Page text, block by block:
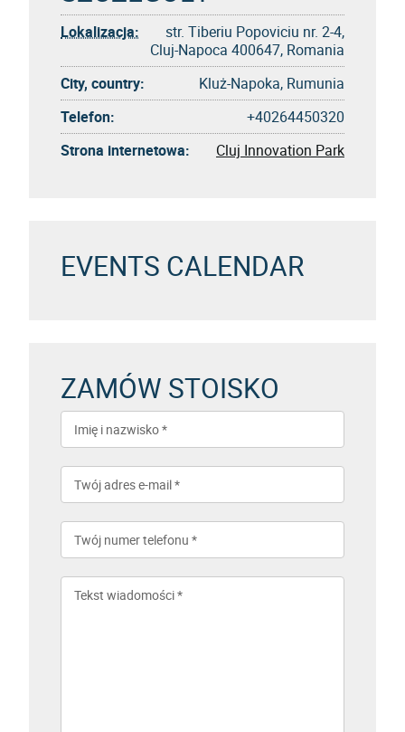
Lokalizacja:
str. Tiberiu Popoviciu nr. 2-4,
Cluj-Napoca 400647, Romania
City, country:
Kluż-Napoka, Rumunia
Telefon:
+40264450320
Strona internetowa:
Cluj Innovation Park
EVENTS CALENDAR
ZAMÓW STOISKO